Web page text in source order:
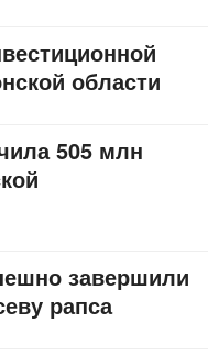
области
505 млн
завершили
рапса